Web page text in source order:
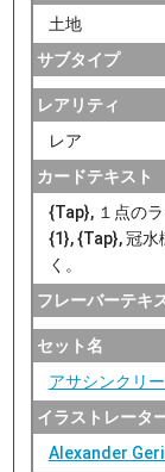
土地
サブタイプ
レアリティ
レア
カードテキスト
{Tap}, １点の
{1}, {Tap}, 冠水
く。
フレーバーテキ
セット名
アサシンクリ
イラストレータ
Alexander